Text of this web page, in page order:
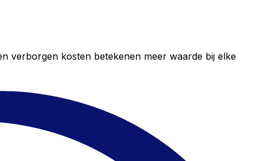
verborgen kosten betekenen meer waarde bij elke